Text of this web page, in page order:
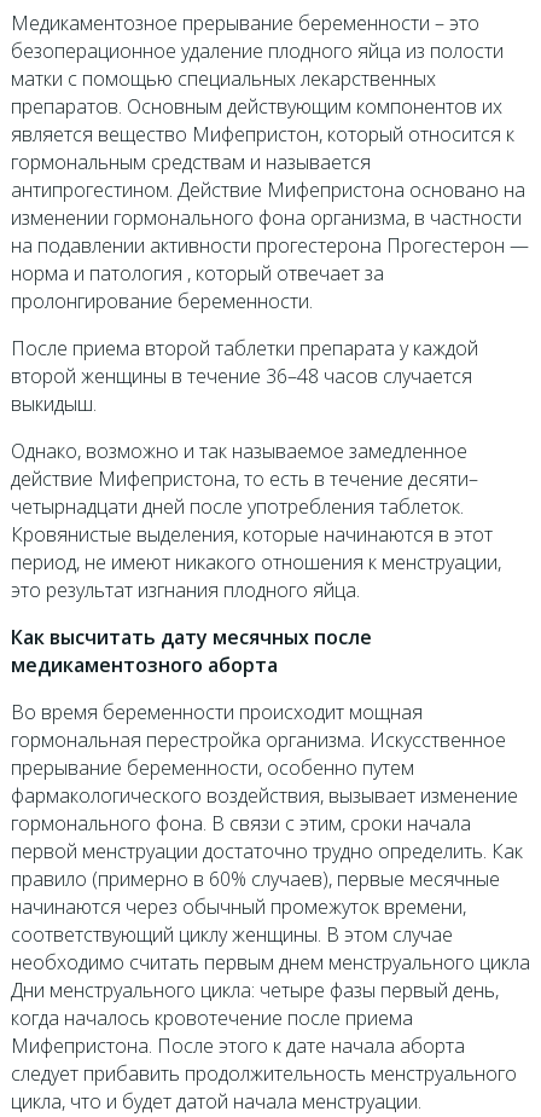
Медикаментозное прерывание беременности – это
безоперационное удаление плодного яйца из полости
матки с помощью специальных лекарственных
препаратов. Основным действующим компонентов их
является вещество Мифепристон, который относится к
гормональным средствам и называется
антипрогестином. Действие Мифепристона основано на
изменении гормонального фона организма, в частности
на подавлении активности прогестерона Прогестерон —
норма и патология , который отвечает за
пролонгирование беременности.
После приема второй таблетки препарата у каждой
второй женщины в течение 36–48 часов случается
выкидыш.
Однако, возможно и так называемое замедленное
действие Мифепристона, то есть в течение десяти–
четырнадцати дней после употребления таблеток.
Кровянистые выделения, которые начинаются в этот
период, не имеют никакого отношения к менструации,
это результат изгнания плодного яйца.
Как высчитать дату месячных после
медикаментозного аборта
Во время беременности происходит мощная
гормональная перестройка организма. Искусственное
прерывание беременности, особенно путем
фармакологического воздействия, вызывает изменение
гормонального фона. В связи с этим, сроки начала
первой менструации достаточно трудно определить. Как
правило (примерно в 60% случаев), первые месячные
начинаются через обычный промежуток времени,
соответствующий циклу женщины. В этом случае
необходимо считать первым днем менструального цикла
Дни менструального цикла: четыре фазы первый день,
когда началось кровотечение после приема
Мифепристона. После этого к дате начала аборта
следует прибавить продолжительность менструального
цикла, что и будет датой начала менструации.